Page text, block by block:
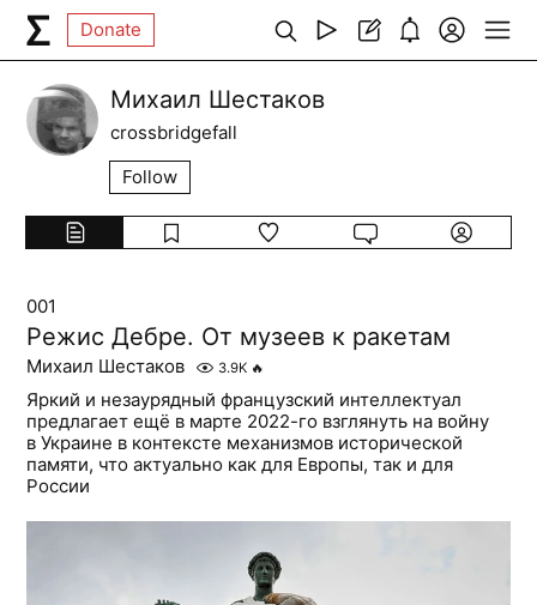
Donate
Михаил Шестаков
crossbridgefall
Follow
001
Режис Дебре. От музеев к ракетам
Михаил Шестаков 3.9K 🔥
Яркий и незаурядный французский интеллектуал
предлагает ещё в марте 2022-го взглянуть на войну
в Украине в контексте механизмов исторической
памяти, что актуально как для Европы, так и для
России